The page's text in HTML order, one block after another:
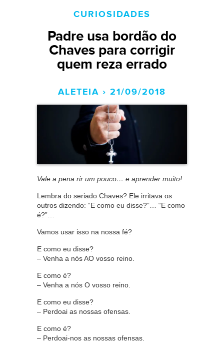
CURIOSIDADES
Padre usa bordão do
Chaves para corrigir
quem reza errado
ALETEIA › 21/09/2018
Vale a pena rir um pouco… e aprender muito!
Lembra do seriado Chaves? Ele irritava os
outros dizendo: “E como eu disse?”… “E como
é?”…
Vamos usar isso na nossa fé?
E como eu disse?
– Venha a nós AO vosso reino.
E como é?
– Venha a nós O vosso reino.
E como eu disse?
– Perdoai as nossas ofensas.
E como é?
– Perdoai-nos as nossas ofensas.